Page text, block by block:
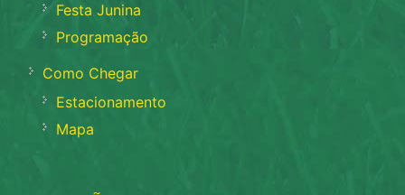
Festa Junina
Programação
Como Chegar
Estacionamento
Mapa